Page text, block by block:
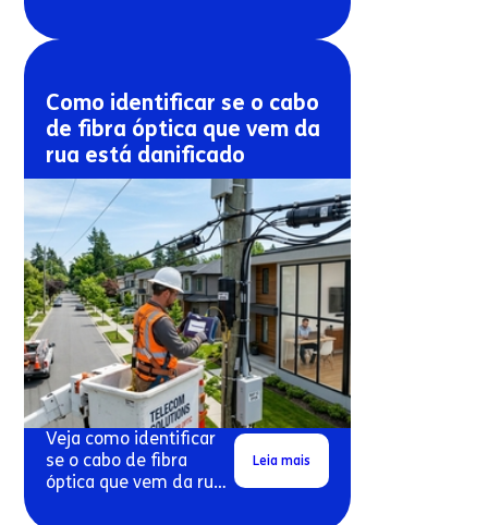
conexões residenciais.
Como identificar se o cabo
de fibra óptica que vem da
rua está danificado
Veja como identificar
se o cabo de fibra
óptica que vem da rua
Leia mais